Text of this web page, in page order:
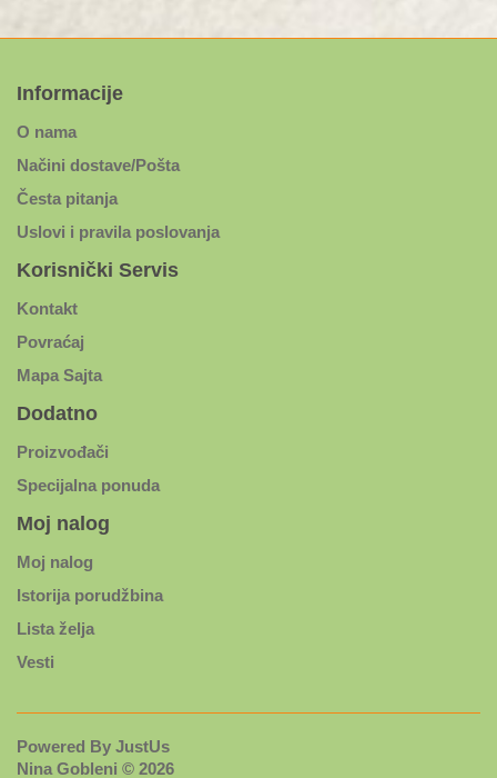
Informacije
O nama
Načini dostave/Pošta
Česta pitanja
Uslovi i pravila poslovanja
Korisnički Servis
Kontakt
Povraćaj
Mapa Sajta
Dodatno
Proizvođači
Specijalna ponuda
Moj nalog
Moj nalog
Istorija porudžbina
Lista želja
Vesti
Powered By JustUs
Nina Gobleni © 2026